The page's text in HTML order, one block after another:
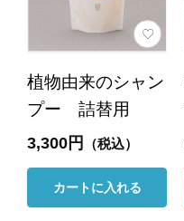
植物由来のシャン
プー 詰替用
3,300円 （税込）
カートに入れる